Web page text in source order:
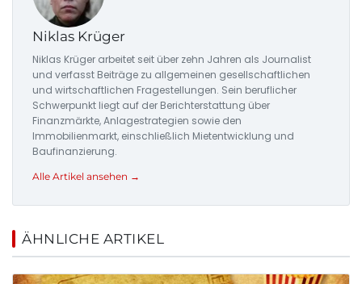
Niklas Krüger
Niklas Krüger arbeitet seit über zehn Jahren als Journalist
und verfasst Beiträge zu allgemeinen gesellschaftlichen
und wirtschaftlichen Fragestellungen. Sein beruflicher
Schwerpunkt liegt auf der Berichterstattung über
Finanzmärkte, Anlagestrategien sowie den
Immobilienmarkt, einschließlich Mietentwicklung und
Baufinanzierung.
Alle Artikel ansehen →
ÄHNLICHE ARTIKEL